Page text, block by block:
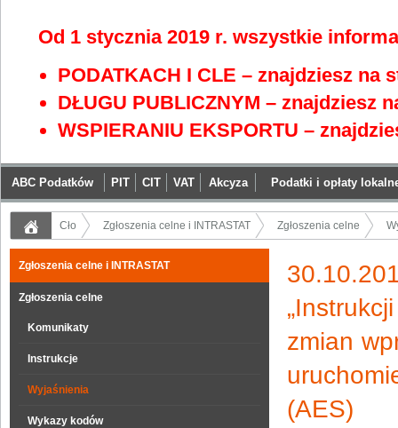
Od 1 stycznia 2019 r. wszystkie
PODATKACH I CLE – znajdziesz na
DŁUGU PUBLICZNYM – znajdziesz
WSPIERANIU EKSPORTU –
ABC Podatków PIT CIT VAT Akcyza Podatki i opłaty
Cło Zgłoszenia celne i INTRASTAT Zgłoszenia celne
Zgłoszenia celne i INTRASTAT
Zgłoszenia celne
Komunikaty
Instrukcje
Wyjaśnienia
Wykazy kodów
zmian
(AES)